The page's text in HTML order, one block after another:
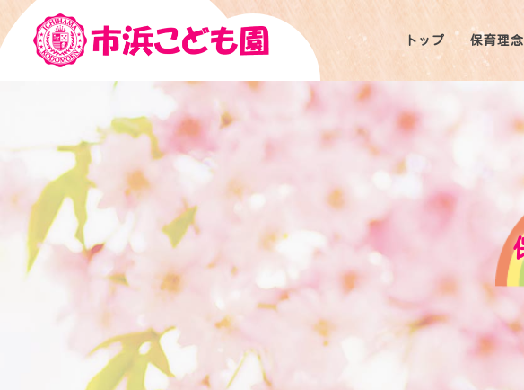
トップ 保育理念